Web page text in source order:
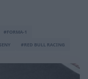
#FORMA-1
#RED BULL RACING